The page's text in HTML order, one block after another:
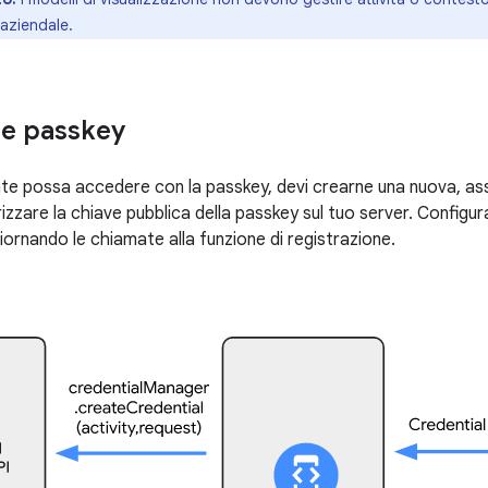
passkey
possa accedere con la passkey, devi crearne una nuova,
la chiave pubblica della passkey sul tuo server.
le chiamate alla funzione di registrazione.